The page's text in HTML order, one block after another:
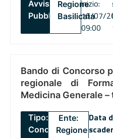
Avviso
Pubblico
Regione
Basilicata
inizio:
16/07/
09:00
Bando di Concorso
regionale di
Medicina Generale
Tipo:
Concorsi
Ente:
Regione
Data